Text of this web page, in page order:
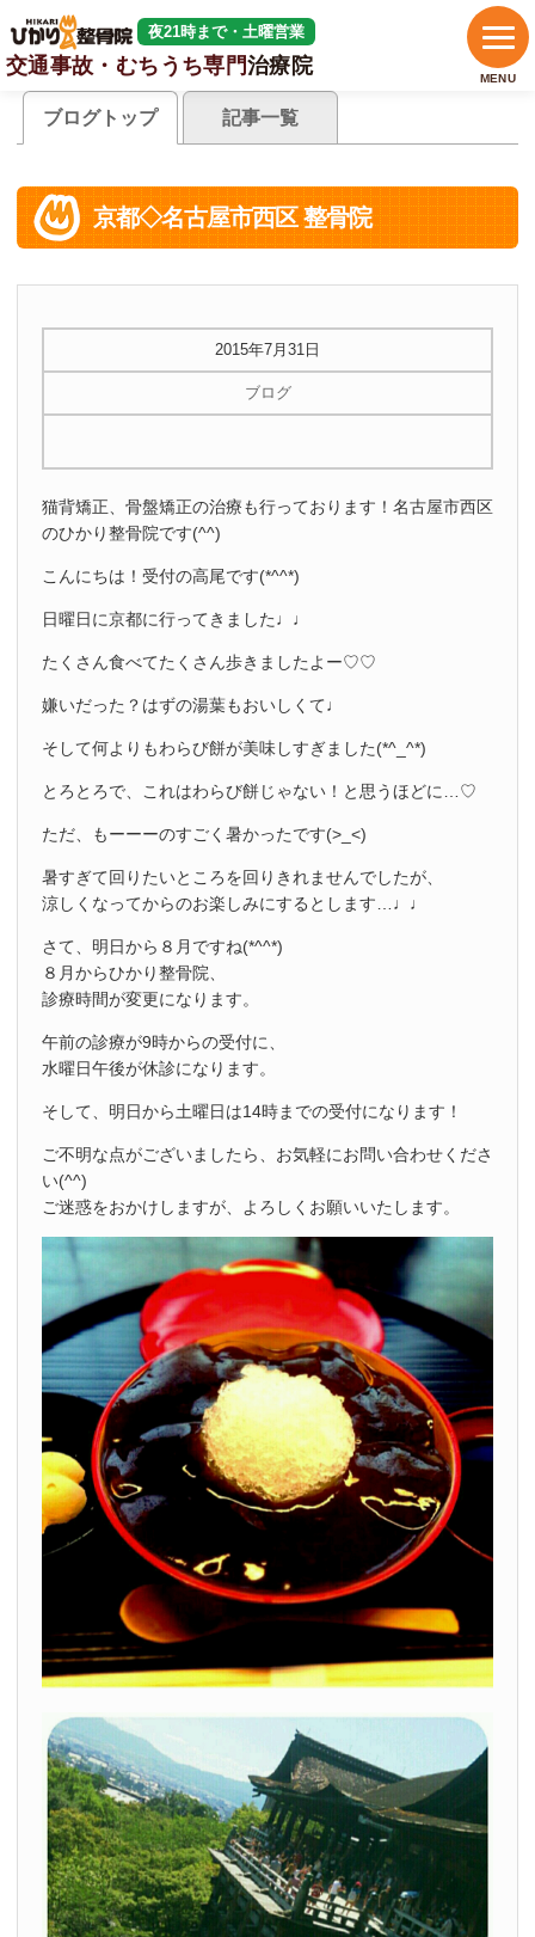
夜21時まで・土曜営業
交通事故・むちうち専門治療院
MENU
ブログトップ 記事一覧
京都◇名古屋市西区 整骨院
2015年7月31日
ブログ
猫背矯正、骨盤矯正の治療も行っております！名古屋市西区
のひかり整骨院です(^^)
こんにちは！受付の高尾です(*^^*)
日曜日に京都に行ってきました♩♩
たくさん食べてたくさん歩きましたよー♡♡
嫌いだった？はずの湯葉もおいしくて♩
そして何よりもわらび餅が美味しすぎました(*^_^*)
とろとろで、これはわらび餅じゃない！と思うほどに…♡
ただ、もーーーのすごく暑かったです(>_<)
暑すぎて回りたいところを回りきれませんでしたが、
涼しくなってからのお楽しみにするとします…♩♩
さて、明日から８月ですね(*^^*)
８月からひかり整骨院、
診療時間が変更になります。
午前の診療が9時からの受付に、
水曜日午後が休診になります。
そして、明日から土曜日は14時までの受付になります！
ご不明な点がございましたら、お気軽にお問い合わせくださ
い(^^)
ご迷惑をおかけしますが、よろしくお願いいたします。